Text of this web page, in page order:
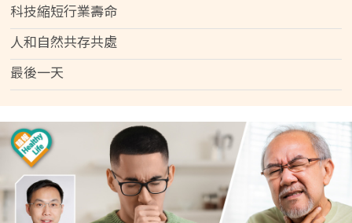
科技縮短行業壽命
人和自然共存共處
最後一天